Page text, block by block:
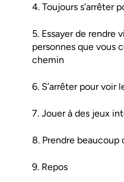
4. Toujours s’arrêter
5. Essayer de rendre
personnes que vous
chemin
6. S’arrêter pour voir
7. Jouer à des jeux
8. Prendre beaucoup
9. Repos